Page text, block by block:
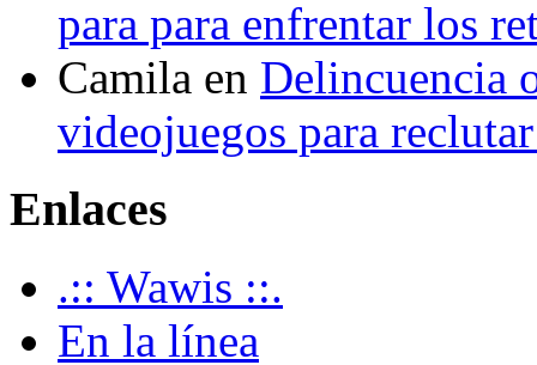
para para enfrentar los
Camila en Delincuencia
videojuegos para
Enlaces
.:: Wawis ::.
En la línea